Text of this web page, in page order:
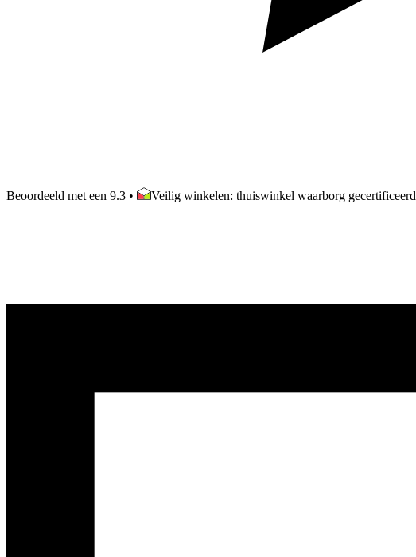
Beoordeeld met een 9.3 • Veilig winkelen: thuiswinkel waarborg gecertificeerd